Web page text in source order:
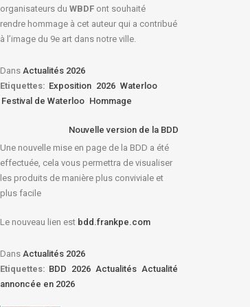
organisateurs du WBDF ont souhaité
rendre hommage à cet auteur qui a contribué
à l’image du 9e art dans notre ville.
Dans Actualités 2026
Etiquettes: Exposition 2026 Waterloo
Festival de Waterloo Hommage
Nouvelle version de la BDD
Une nouvelle mise en page de la BDD a été
effectuée, cela vous permettra de visualiser
les produits de manière plus conviviale et
plus facile
Le nouveau lien est bdd.frankpe.com
Dans Actualités 2026
Etiquettes: BDD 2026 Actualités Actualité
annoncée en 2026